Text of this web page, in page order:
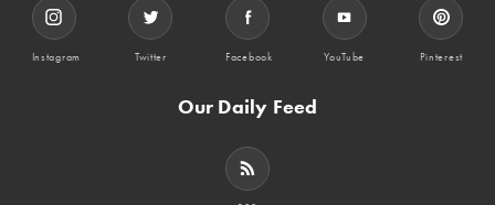
Instagram Twitter Facebook YouTube Pinterest
Our Daily Feed